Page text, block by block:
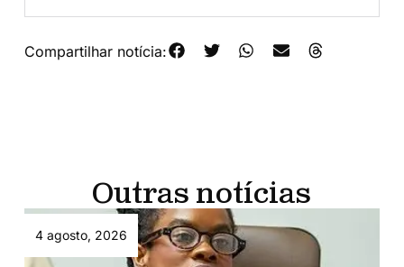
Compartilhar notícia:
Outras notícias
4 agosto, 2026